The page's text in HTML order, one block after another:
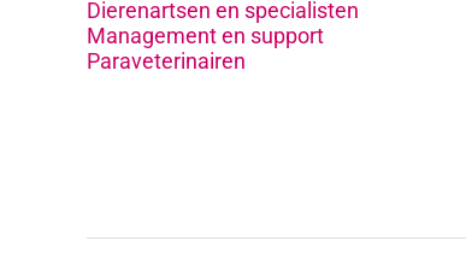
Dierenartsen en specialisten
Management en support
Paraveterinairen